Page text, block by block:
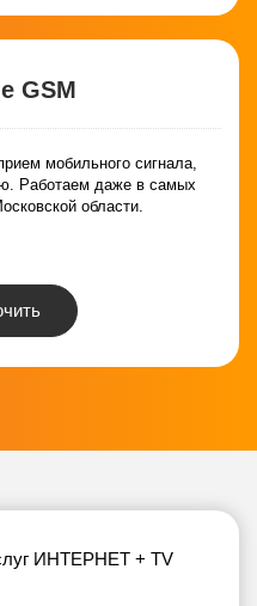
GSM
мобильного сигнала,
Работаем даже в самых
области.